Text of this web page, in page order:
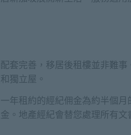
套完善，移居後租樓並非難事
獨立屋。
年租約的經紀佣金為約半個月
。地產經紀會替您處理所有文